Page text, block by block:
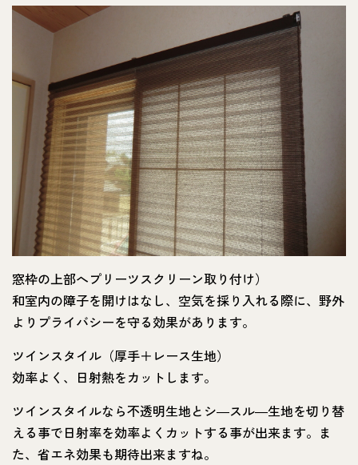
窓枠の上部へプリーツスクリーン取り付け）
和室内の障子を開けはなし、空気を採り入れる際に、野外
よりプライバシーを守る効果があります。
ツインスタイル（厚手＋レース生地）
効率よく、日射熱をカットします。
ツインスタイルなら不透明生地とシ―スル―生地を切り替
える事で日射率を効率よくカットする事が出来ます。ま
た、省エネ効果も期待出来ますね。